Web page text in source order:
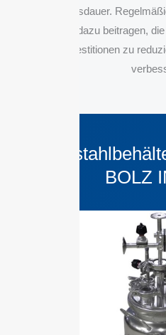
Nutzungsdauer.
zusätzlich dazu beitragen,
Ersatzinvestitionen zu
BOLZ